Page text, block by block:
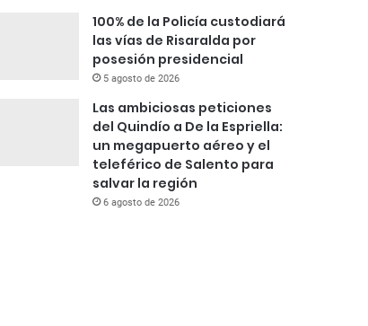
100% de la Policía custodiará
las vías de Risaralda por
posesión presidencial
5 agosto de 2026
Las ambiciosas peticiones
del Quindío a De la Espriella:
un megapuerto aéreo y el
teleférico de Salento para
salvar la región
6 agosto de 2026